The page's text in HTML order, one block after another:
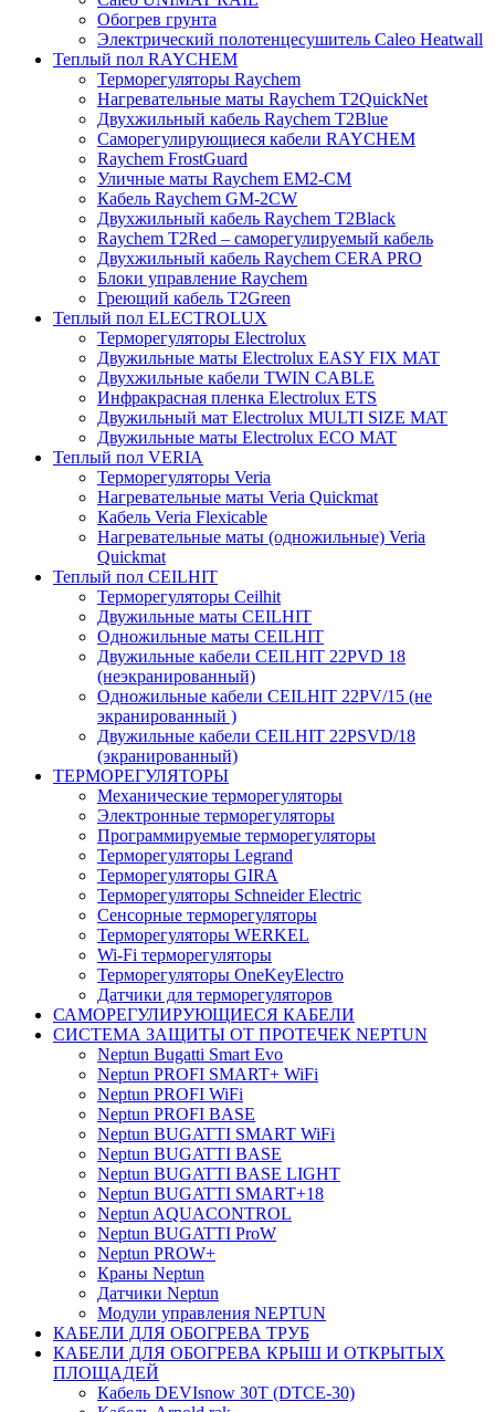
Обогрев грунта
Электрический полотенцесушитель Caleo Heatwall
Теплый пол RAYCHEM
Терморегуляторы Raychem
Нагревательные маты Raychem T2QuickNet
Двухжильный кабель Raychem T2Blue
Саморегулирующиеся кабели RAYCHEM
Raychem FrostGuard
Уличные маты Raychem EM2-CM
Кабель Raychem GM-2CW
Двухжильный кабель Raychem T2Black
Raychem T2Red – саморегулируемый кабель
Двухжильный кабель Raychem CERA PRO
Блоки управление Raychem
Греющий кабель T2Green
Теплый пол ELECTROLUX
Терморегуляторы Electrolux
Двужильные маты Electrolux EASY FIX MAT
Двухжильные кабели TWIN CABLE
Инфракрасная пленка Electrolux ETS
Двужильный мат Electrolux MULTI SIZE MAT
Двужильные маты Electrolux ECO MAT
Теплый пол VERIA
Терморегуляторы Veria
Нагревательные маты Veria Quickmat
Кабель Veria Flexicable
Нагревательные маты (одножильные) Veria
Quickmat
Теплый пол CEILHIT
Терморегуляторы Ceilhit
Двужильные маты CEILHIT
Одножильные маты CEILHIT
Двужильные кабели CEILHIT 22PVD 18
(неэкранированный)
Одножильные кабели CEILHIT 22PV/15 (не
экранированный )
Двужильные кабели CEILHIT 22PSVD/18
(экранированный)
ТЕРМОРЕГУЛЯТОРЫ
Механические терморегуляторы
Электронные терморегуляторы
Программируемые терморегуляторы
Терморегуляторы Legrand
Терморегуляторы GIRA
Терморегуляторы Schneider Electric
Сенсорные терморегуляторы
Терморегуляторы WERKEL
Wi-Fi терморегуляторы
Терморегуляторы OneKeyElectro
Датчики для терморегуляторов
САМОРЕГУЛИРУЮЩИЕСЯ КАБЕЛИ
СИСТЕМА ЗАЩИТЫ ОТ ПРОТЕЧЕК NEPTUN
Neptun Bugatti Smart Evo
Neptun PROFI SMART+ WiFi
Neptun PROFI WiFi
Neptun PROFI BASE
Neptun BUGATTI SMART WiFi
Neptun BUGATTI BASE
Neptun BUGATTI BASE LIGHT
Neptun BUGATTI SMART+18
Neptun AQUACONTROL
Neptun BUGATTI ProW
Neptun PROW+
Краны Neptun
Датчики Neptun
Модули управления NEPTUN
КАБЕЛИ ДЛЯ ОБОГРЕВА ТРУБ
КАБЕЛИ ДЛЯ ОБОГРЕВА КРЫШ И ОТКРЫТЫХ
ПЛОЩАДЕЙ
Кабель DEVIsnow 30Т (DTCE-30)